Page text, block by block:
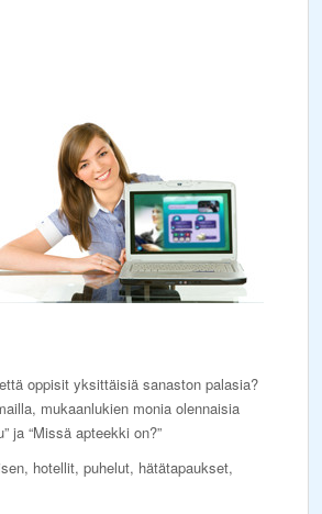
oppisit yksittäisiä sanaston palasia?
mukaanlukien monia olennaisia
ja “Missä apteekki on?”
hotellit, puhelut, hätätapaukset,